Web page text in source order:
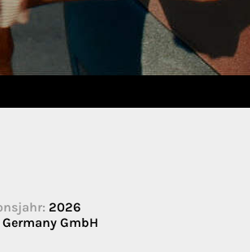
2026
GmbH